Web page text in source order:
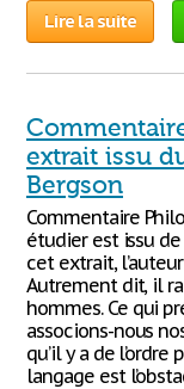
Lire la suite
extrait issu
Bergson
Commentaire
étudier est issu de
cet extrait,
Autrement dit, il
hommes. Ce qui
associons-nous
qu’il y a de
langage est